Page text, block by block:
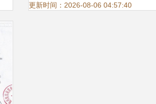
全解析
更新时间：2026-08-06 04:57:40